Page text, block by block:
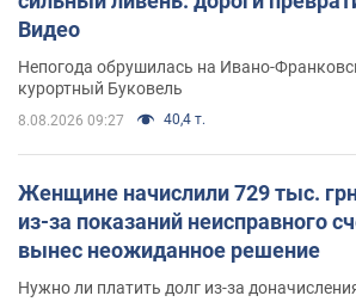
Видео
Непогода обрушилась на Ивано-
курортный Буковель
8.08.2026 09:27 40,4 т.
Женщине начислили 729 тыс. грн
из-за показаний неисправного
вынес неожиданное решение
Нужно ли платить долг из-за